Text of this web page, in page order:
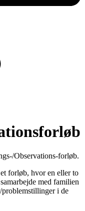
Observations-forløb.
forløb, hvor en eller to
med familien
i de